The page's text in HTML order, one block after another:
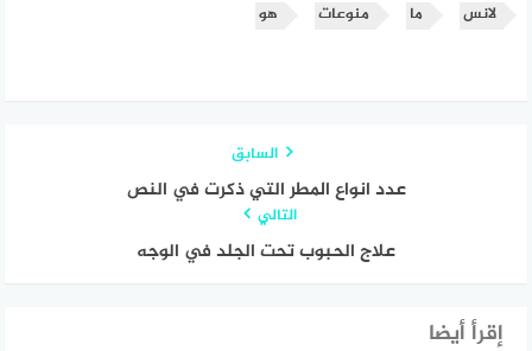
لانس
ما منوعات هو
السابق
عدد انواع المطر التي ذكرت في النص
التالي
علاج الحبوب تحت الجلد في الوجه
إقرأ أيضا